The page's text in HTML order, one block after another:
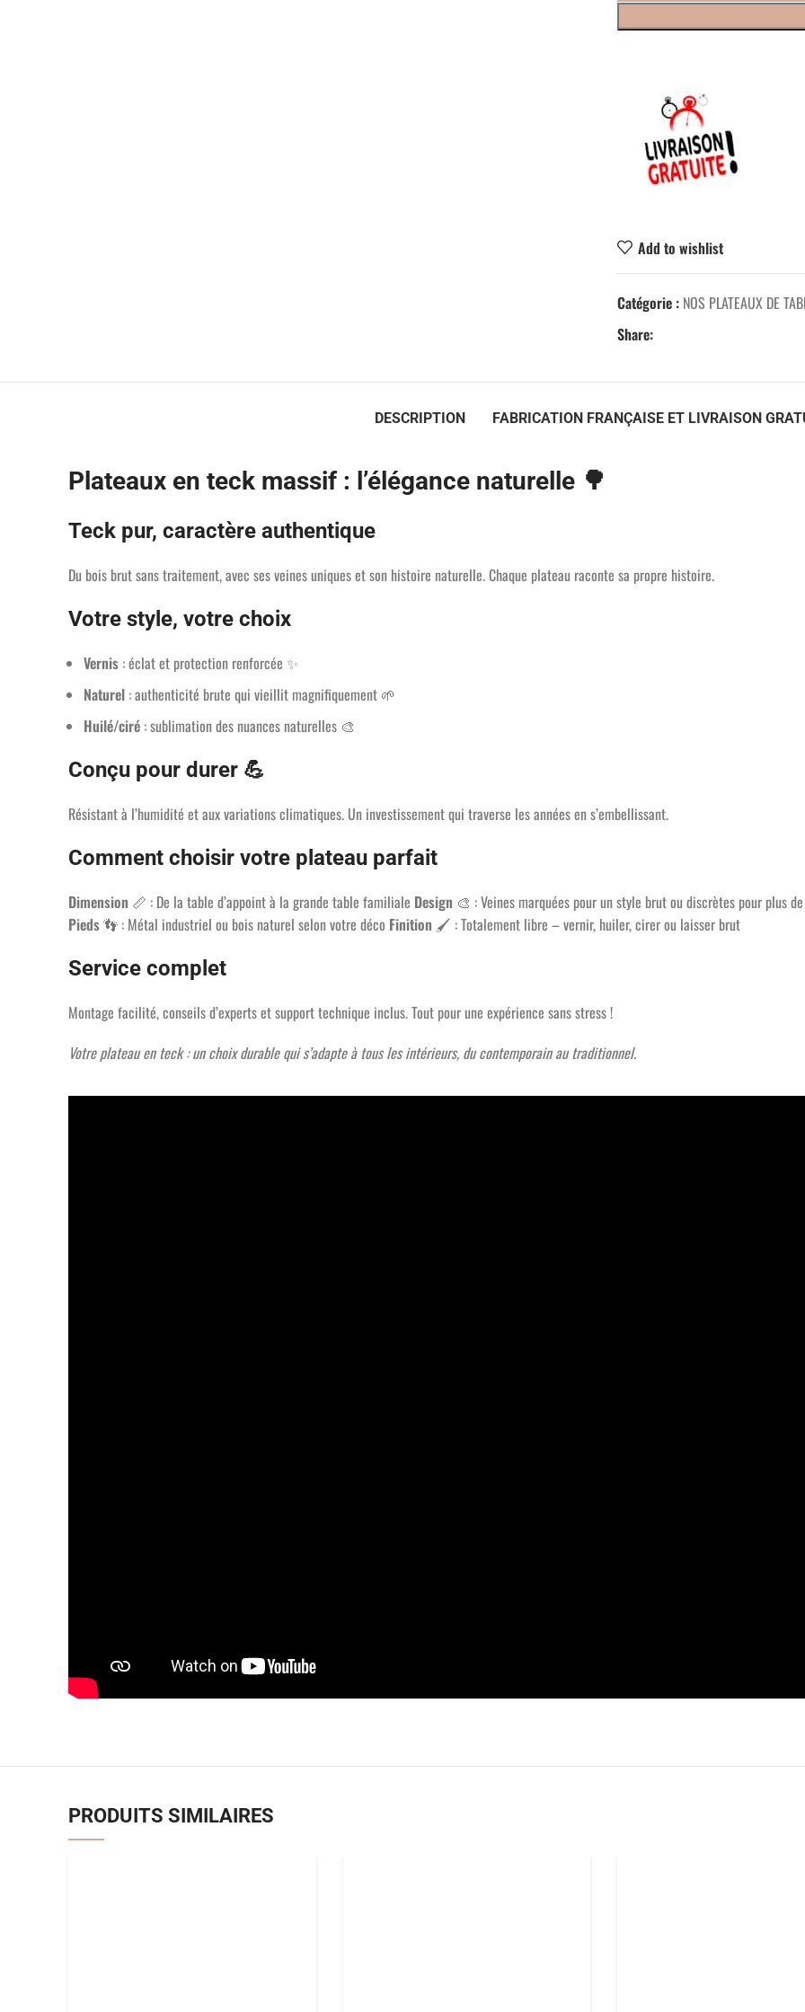
Add to wishlist
Catégorie : NOS PLATEAUX DE
Share:
DESCRIPTION FABRICATION FRANÇAISE ET LIVRAISON
Plateaux en teck massif : l’élégance naturelle 🌳
Teck pur, caractère authentique
Du bois brut sans traitement, avec ses veines uniques et son histoire naturelle. Chaque plateau raconte sa propre histoire.
Votre style, votre choix
Vernis : éclat et protection renforcée ✨
Naturel : authenticité brute qui vieillit magnifiquement 🌱
Huilé/ciré : sublimation des nuances naturelles 🎨
Conçu pour durer 💪
Résistant à l’humidité et aux variations climatiques. Un investissement qui traverse les années en s’embellissant.
Comment choisir votre plateau parfait
Dimension 📏 : De la table d’appoint à la grande table familiale Design 🎨 : Veines marquées pour un style brut ou discrètes pour plus
Pieds👣 : Métal industriel ou bois naturel selon votre déco Finition 🖌️ : Totalement libre – vernir, huiler, cirer ou laisser brut
Service complet
Montage facilité, conseils d’experts et support technique inclus. Tout pour une expérience sans stress !
Votre plateau en teck : un choix durable qui s’adapte à tous les intérieurs, du contemporain au traditionnel.
PRODUITS SIMILAIRES